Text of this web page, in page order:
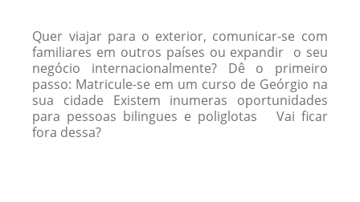
Quer viajar para o exterior, comunicar-se com
familiares em outros países ou expandir o seu
negócio internacionalmente? Dê o primeiro
passo: Matricule-se em um curso de Geórgio na
sua cidade Existem inumeras oportunidades
para pessoas bilingues e poliglotas Vai ficar
fora dessa?